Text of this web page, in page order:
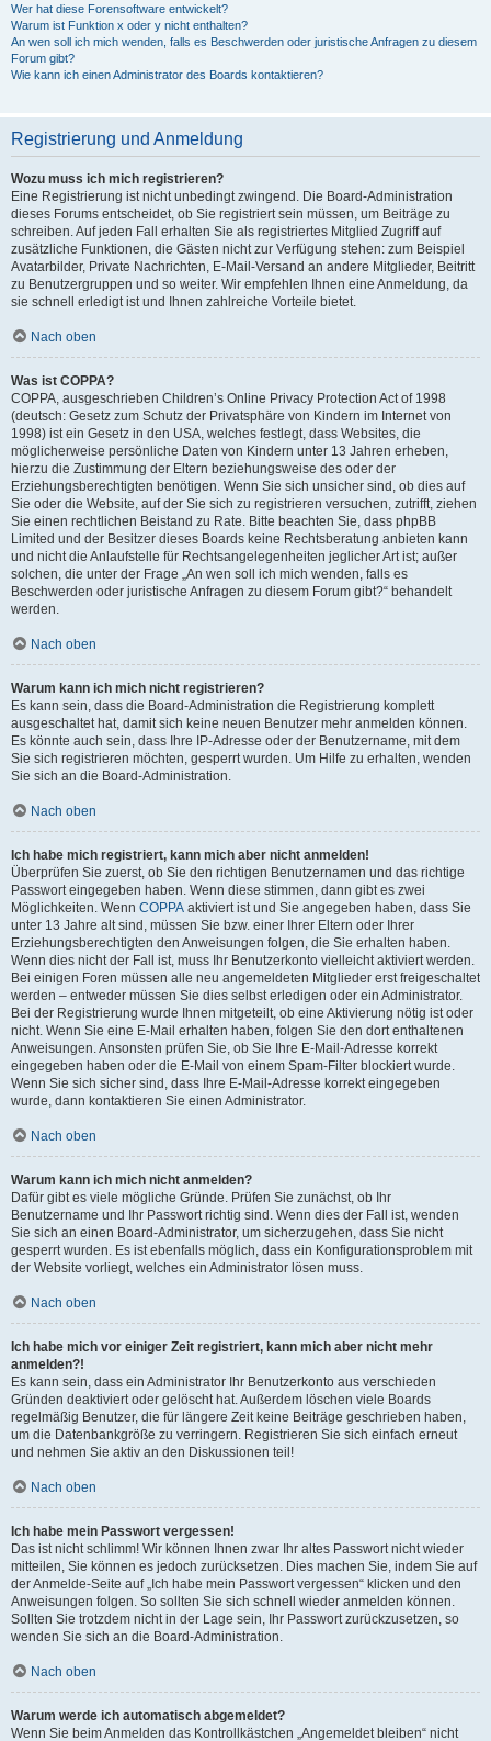
Wer hat diese Forensoftware entwickelt?
Warum ist Funktion x oder y nicht enthalten?
An wen soll ich mich wenden, falls es Beschwerden oder juristische Anfragen zu diesem
Forum gibt?
Wie kann ich einen Administrator des Boards kontaktieren?
Registrierung und Anmeldung
Wozu muss ich mich registrieren?
Eine Registrierung ist nicht unbedingt zwingend. Die Board-Administration
dieses Forums entscheidet, ob Sie registriert sein müssen, um Beiträge zu
schreiben. Auf jeden Fall erhalten Sie als registriertes Mitglied Zugriff auf
zusätzliche Funktionen, die Gästen nicht zur Verfügung stehen: zum Beispiel
Avatarbilder, Private Nachrichten, E-Mail-Versand an andere Mitglieder, Beitritt
zu Benutzergruppen und so weiter. Wir empfehlen Ihnen eine Anmeldung, da
sie schnell erledigt ist und Ihnen zahlreiche Vorteile bietet.
Nach oben
Was ist COPPA?
COPPA, ausgeschrieben Children’s Online Privacy Protection Act of 1998
(deutsch: Gesetz zum Schutz der Privatsphäre von Kindern im Internet von
1998) ist ein Gesetz in den USA, welches festlegt, dass Websites, die
möglicherweise persönliche Daten von Kindern unter 13 Jahren erheben,
hierzu die Zustimmung der Eltern beziehungsweise des oder der
Erziehungsberechtigten benötigen. Wenn Sie sich unsicher sind, ob dies auf
Sie oder die Website, auf der Sie sich zu registrieren versuchen, zutrifft, ziehen
Sie einen rechtlichen Beistand zu Rate. Bitte beachten Sie, dass phpBB
Limited und der Besitzer dieses Boards keine Rechtsberatung anbieten kann
und nicht die Anlaufstelle für Rechtsangelegenheiten jeglicher Art ist; außer
solchen, die unter der Frage „An wen soll ich mich wenden, falls es
Beschwerden oder juristische Anfragen zu diesem Forum gibt?“ behandelt
werden.
Nach oben
Warum kann ich mich nicht registrieren?
Es kann sein, dass die Board-Administration die Registrierung komplett
ausgeschaltet hat, damit sich keine neuen Benutzer mehr anmelden können.
Es könnte auch sein, dass Ihre IP-Adresse oder der Benutzername, mit dem
Sie sich registrieren möchten, gesperrt wurden. Um Hilfe zu erhalten, wenden
Sie sich an die Board-Administration.
Nach oben
Ich habe mich registriert, kann mich aber nicht anmelden!
Überprüfen Sie zuerst, ob Sie den richtigen Benutzernamen und das richtige
Passwort eingegeben haben. Wenn diese stimmen, dann gibt es zwei
Möglichkeiten. Wenn COPPA aktiviert ist und Sie angegeben haben, dass Sie
unter 13 Jahre alt sind, müssen Sie bzw. einer Ihrer Eltern oder Ihrer
Erziehungsberechtigten den Anweisungen folgen, die Sie erhalten haben.
Wenn dies nicht der Fall ist, muss Ihr Benutzerkonto vielleicht aktiviert werden.
Bei einigen Foren müssen alle neu angemeldeten Mitglieder erst freigeschaltet
werden – entweder müssen Sie dies selbst erledigen oder ein Administrator.
Bei der Registrierung wurde Ihnen mitgeteilt, ob eine Aktivierung nötig ist oder
nicht. Wenn Sie eine E-Mail erhalten haben, folgen Sie den dort enthaltenen
Anweisungen. Ansonsten prüfen Sie, ob Sie Ihre E-Mail-Adresse korrekt
eingegeben haben oder die E-Mail von einem Spam-Filter blockiert wurde.
Wenn Sie sich sicher sind, dass Ihre E-Mail-Adresse korrekt eingegeben
wurde, dann kontaktieren Sie einen Administrator.
Nach oben
Warum kann ich mich nicht anmelden?
Dafür gibt es viele mögliche Gründe. Prüfen Sie zunächst, ob Ihr
Benutzername und Ihr Passwort richtig sind. Wenn dies der Fall ist, wenden
Sie sich an einen Board-Administrator, um sicherzugehen, dass Sie nicht
gesperrt wurden. Es ist ebenfalls möglich, dass ein Konfigurationsproblem mit
der Website vorliegt, welches ein Administrator lösen muss.
Nach oben
Ich habe mich vor einiger Zeit registriert, kann mich aber nicht mehr
anmelden?!
Es kann sein, dass ein Administrator Ihr Benutzerkonto aus verschieden
Gründen deaktiviert oder gelöscht hat. Außerdem löschen viele Boards
regelmäßig Benutzer, die für längere Zeit keine Beiträge geschrieben haben,
um die Datenbankgröße zu verringern. Registrieren Sie sich einfach erneut
und nehmen Sie aktiv an den Diskussionen teil!
Nach oben
Ich habe mein Passwort vergessen!
Das ist nicht schlimm! Wir können Ihnen zwar Ihr altes Passwort nicht wieder
mitteilen, Sie können es jedoch zurücksetzen. Dies machen Sie, indem Sie auf
der Anmelde-Seite auf „Ich habe mein Passwort vergessen“ klicken und den
Anweisungen folgen. So sollten Sie sich schnell wieder anmelden können.
Sollten Sie trotzdem nicht in der Lage sein, Ihr Passwort zurückzusetzen, so
wenden Sie sich an die Board-Administration.
Nach oben
Warum werde ich automatisch abgemeldet?
Wenn Sie beim Anmelden das Kontrollkästchen „Angemeldet bleiben“ nicht